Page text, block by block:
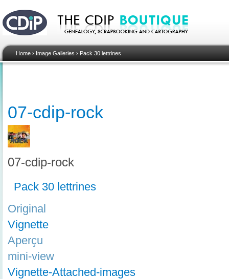
Home › Image Galleries › Pack 30 lettrines
07-cdip-rock
07-cdip-rock
Pack 30 lettrines
Original
Vignette
Aperçu
mini-view
Vignette-Attached-images